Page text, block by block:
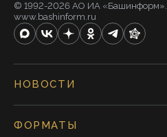
© 1992-2026 АО ИА «Башинформ».
www.bashinform.ru
НОВОСТИ
ФОРМАТЫ